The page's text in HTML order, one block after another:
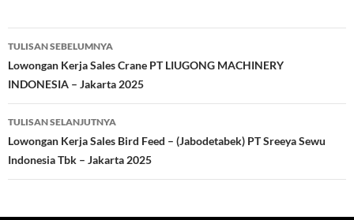
Navigasi
Tulisan
TULISAN SEBELUMNYA
Lowongan Kerja Sales Crane PT LIUGONG MACHINERY
INDONESIA – Jakarta 2025
TULISAN SELANJUTNYA
Lowongan Kerja Sales Bird Feed – (Jabodetabek) PT Sreeya Sewu
Indonesia Tbk – Jakarta 2025